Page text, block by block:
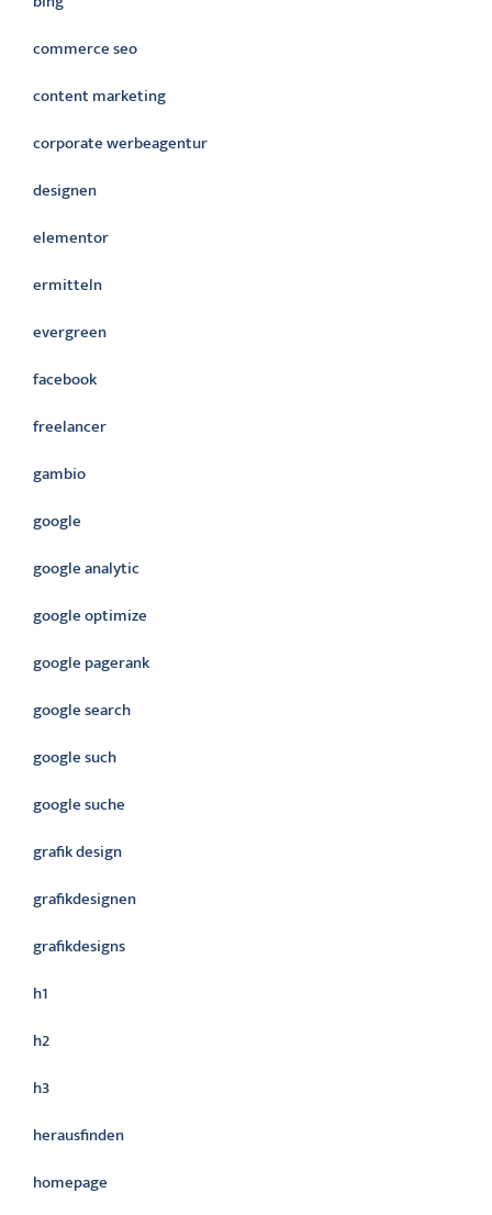
commerce seo
content marketing
corporate werbeagentur
designen
elementor
ermitteln
evergreen
facebook
freelancer
gambio
google
google analytic
google optimize
google pagerank
google search
google such
google suche
grafik design
grafikdesignen
grafikdesigns
h1
h2
h3
herausfinden
homepage